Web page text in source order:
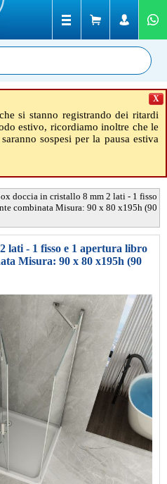
si stanno registrando dei ritardi
estivo, ricordiamo inoltre che le
sospesi per la pausa estiva
X
doccia in cristallo 8 mm 2 lati - 1 fisso
combinata Misura: 90 x 80 x195h (90
lati - 1 fisso e 1 apertura libro
Misura: 90 x 80 x195h (90